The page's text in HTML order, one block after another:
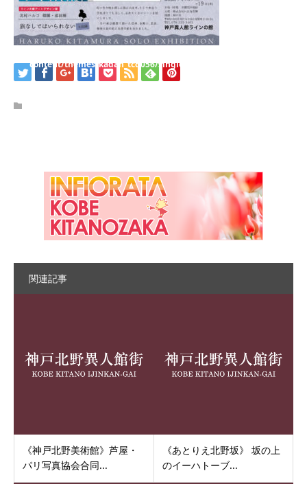
Warning : Attempt to read property "name" on null in
/home/kobeijinkan/kobeijinkan.com/public_html/wp-
content/themes/kadan_tcd056/single.php
関連記事
《神戸北野美術館》芦屋・
パリ写真協会合同...
《あとりえ北野坂》 坂の上
のイーハトーブ...